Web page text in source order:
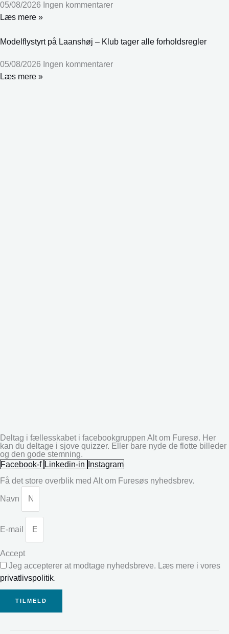
05/08/2026 Ingen kommentarer
Læs mere »
Modelflystyrt på Laanshøj – Klub tager alle forholdsregler
05/08/2026 Ingen kommentarer
Læs mere »
Deltag i fællesskabet i facebookgruppen Alt om Furesø. Her
kan du deltage i sjove quizzer. Eller bare nyde de flotte billeder
og den gode stemning.
Facebook-f Linkedin-in
Instagram
Få det store overblik med Alt om Furesøs nyhedsbrev.
Navn
E-mail
Accept
Jeg accepterer at modtage nyhedsbreve. Læs mere i vores
privatlivspolitik.
TILMELD